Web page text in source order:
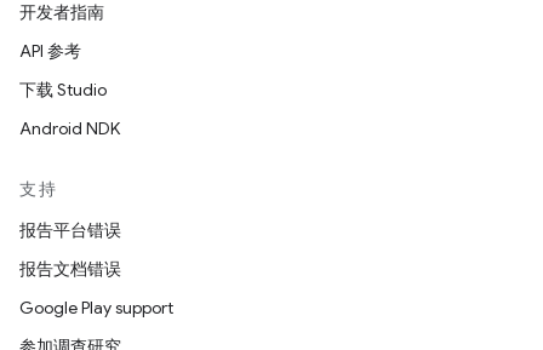
开发者指南
API 参考
下载 Studio
Android NDK
支持
报告平台错误
报告文档错误
Google Play support